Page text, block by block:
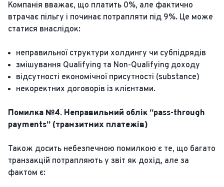
Компанія вважає, що платить 0%, але фактично
втрачає пільгу і починає потрапляти під 9%. Це може
статися внаслідок:
неправильної структури холдингу чи субпідрядів
змішування Qualifying та Non-Qualifying доходу
відсутності економічної присутності (substance)
некоректних договорів із клієнтами.
Помилка №4. Неправильний облік “pass-through
payments” (транзитних платежів)
Також досить небезпечною помилкою є те, що багато
транзакцій потрапляють у звіт як дохід, але за
фактом є: